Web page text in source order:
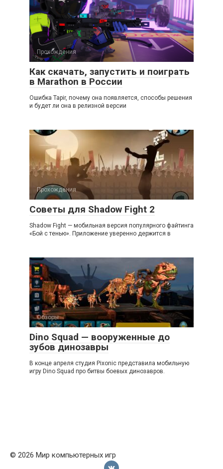
Прохождения
Как скачать, запустить и поиграть
в Marathon в России
Ошибка Tapir, почему она появляется, способы решения
и будет ли она в релизной версии
Прохождения
Советы для Shadow Fight 2
Shadow Fight — мобильная версия популярного файтинга
«Бой с тенью». Приложение уверенно держится в
Обзоры
Dino Squad — вооруженные до
зубов динозавры
В конце апреля cтудия Pixonic представила мобильную
игру Dino Squad про битвы боевых динозавров.
© 2026 Мир компьютерных игр